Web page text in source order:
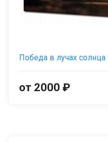
Победа в лучах солнца
от 2000 ₽